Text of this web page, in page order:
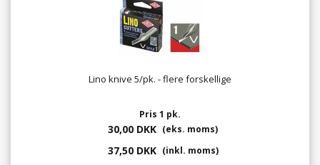
Lino knive 5/pk. - flere forskellige
Pris 1 pk.
30,00 DKK (eks. moms)
37,50 DKK (inkl. moms)